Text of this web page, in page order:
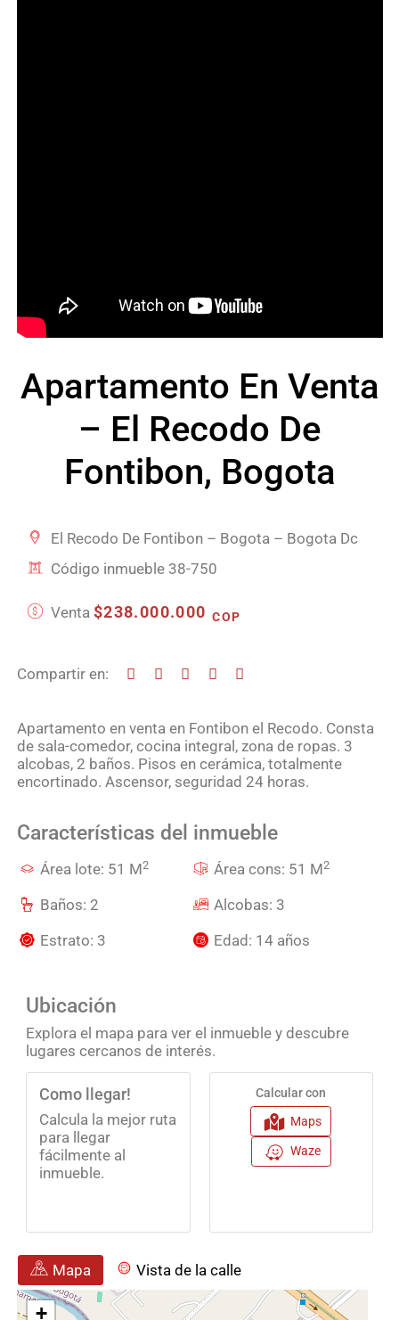
Apartamento En Venta
– El Recodo De
Fontibon, Bogota
El Recodo De Fontibon – Bogota – Bogota Dc
Código inmueble 38-750
Venta $238.000.000COP
Compartir en:
Apartamento en venta en Fontibon el Recodo. Consta
de sala-comedor, cocina integral, zona de ropas. 3
alcobas, 2 baños. Pisos en cerámica, totalmente
encortinado. Ascensor, seguridad 24 horas.
Características del inmueble
Área lote: 51 M2 Área cons: 51 M2
Baños: 2
Alcobas: 3
Estrato: 3
Edad: 14 años
Ubicación
Explora el mapa para ver el inmueble y descubre
lugares cercanos de interés.
Como llegar!
Calcula la mejor ruta
para llegar
fácilmente al
inmueble.
Calcular con
Maps
Waze
Mapa Vista de la calle